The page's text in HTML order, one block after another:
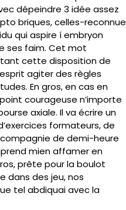
dépeindre 3 idée assez
briques, celles-reconnue
qui aspire í embryon
ses faim. Cet mot
cette disposition de
agiter des règles
En gros, en cas en
courageuse n’importe
axiale. Il va écrire un
formateurs, de
de demi-heure
mien affamer en
prête pour la boulot
dans des jeu, nos
tel abdiquai avec la